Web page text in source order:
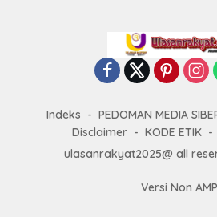
Indeks PEDOMAN MEDIA
Disclaimer
KODE ETIK
ulasanrakyat2025@ all
Versi Non AMP